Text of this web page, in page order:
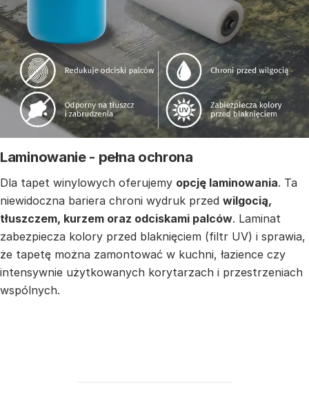
Laminowanie - pełna ochrona
Dla tapet winylowych oferujemy opcję laminowania. Ta
niewidoczna bariera chroni wydruk przed wilgocią,
tłuszczem, kurzem oraz odciskami palców. Laminat
zabezpiecza kolory przed blaknięciem (filtr UV) i sprawia,
że tapetę można zamontować w kuchni, łazience czy
intensywnie użytkowanych korytarzach i przestrzeniach
wspólnych.